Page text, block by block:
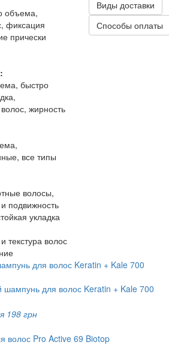
объема,
фиксация
прически
быстро
жирность
все типы
волосы,
подвижность
укладка
Виды доставки
Способы оплаты
текстура волос
для волос Keratin + Kale 700
198 грн
волос Pro Active 69 Biotop